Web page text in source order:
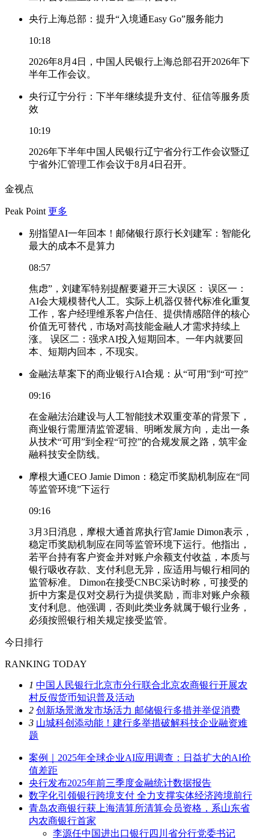
央行上海总部：提升“入境通Easy Go”服务能力
10:18
2026年8月4日，中国人民银行上海总部召开2026年下
半年工作会议。
央行辽宁分行：下半年继续提升支付、征信等服务质
效
10:19
2026年下半年中国人民银行辽宁省分行工作会议暨辽
宁省外汇管理工作会议于8月4日召开。
金视点
Peak Point 更多
别指望AI一年回本！邮储银行原行长刘建军：智能化
最大的成本不是算力
08:57
焦虑”，刘建军特别提醒要避开三大误区： 误区一：
AI会大规模替代人工。实际上机器仅替代标准化重复
工作，客户经理维系客户信任、提供情感陪伴的核心
价值无可替代，市场对高技能金融人才需求持续上
涨。 误区二：强求AI投入短期回本。一年内就要回
本、短期内回本，不现实。
金融法草案下的商业银行AI合规：从“可用”到“可控”
09:16
在金融法治建设与人工智能技术双重变革的背景下，
商业银行需厘清监管逻辑、明晰发展方向，走出一条
从技术“可用”到全程“可控”的合规发展之路，筑牢金
融科技安全防线。
摩根大通CEO Jamie Dimon：稳定币奖励机制应在“同
等监管环境”下运行
09:16
3月3日消息，摩根大通首席执行官Jamie Dimon表示，
稳定币奖励机制应在同等监管环境下运行。他指出，
若平台持有客户资金并对账户余额支付收益，本质与
银行吸收存款、支付利息无异，应适用与银行相同的
监管标准。 Dimon在接受CNBC采访时称，可接受的
折中方案是仅对交易行为提供奖励，而非对账户余额
支付利息。他强调，否则此类业务就属于银行业务，
必须按照银行相关规定接受监管。
今日排行
RANKING TODAY
1 中国人民银行北京市分行联合北京农商银行开展农
村反假货币知识普及活动
2 创新场景激发市场活力 邮储银行多措并举促消费
3 山城科创添动能！建行多举措破解科技企业融资难
题
案例｜2025年全球企业AI应用调查：日益扩大的AI价
值差距
央行发布2025年前三季度金融统计数据报告
数字化引领银行跨境支付 全力支撑实体经济跨境前行
青岛农商银行获上海清算所清算会员资格，系山东省
内农商银行首家
李源任中国进出口银行四川省分行党委书记